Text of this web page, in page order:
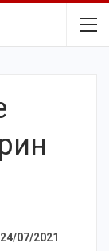
24/07/2021